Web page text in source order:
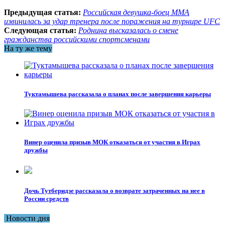
Предыдущая статья: Российская девушка-боец ММА
извинилась за удар тренера после поражения на турнире UFC
Следующая статья: Роднина высказалась о смене
гражданства российскими спортсменами
На ту же тему
Туктамышева рассказала о планах после завершения карьеры
Винер оценила призыв МОК отказаться от участия в Играх
дружбы
Дочь Тутберидзе рассказала о возврате затраченных на нее в
России средств
Новости дня